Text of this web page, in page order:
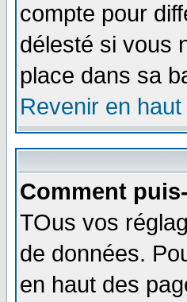
compte pour
délesté si vous
place dans sa
Revenir en haut
Comment
TOus vos
de données.
en haut des